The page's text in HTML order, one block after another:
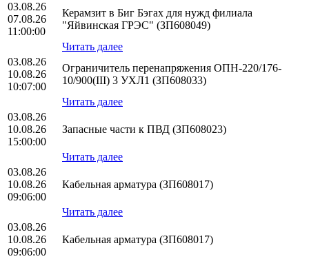
03.08.26
07.08.26
11:00:00
Керамзит в Биг Бэгах для нужд филиала
"Яйвинская ГРЭС" (ЗП608049)
Читать далее
03.08.26
10.08.26
10:07:00
Ограничитель перенапряжения ОПН-220/176-
10/900(III) 3 УХЛ1 (ЗП608033)
Читать далее
03.08.26
10.08.26
15:00:00
Запасные части к ПВД (ЗП608023)
Читать далее
03.08.26
10.08.26
09:06:00
Кабельная арматура (ЗП608017)
Читать далее
03.08.26
10.08.26
09:06:00
Кабельная арматура (ЗП608017)